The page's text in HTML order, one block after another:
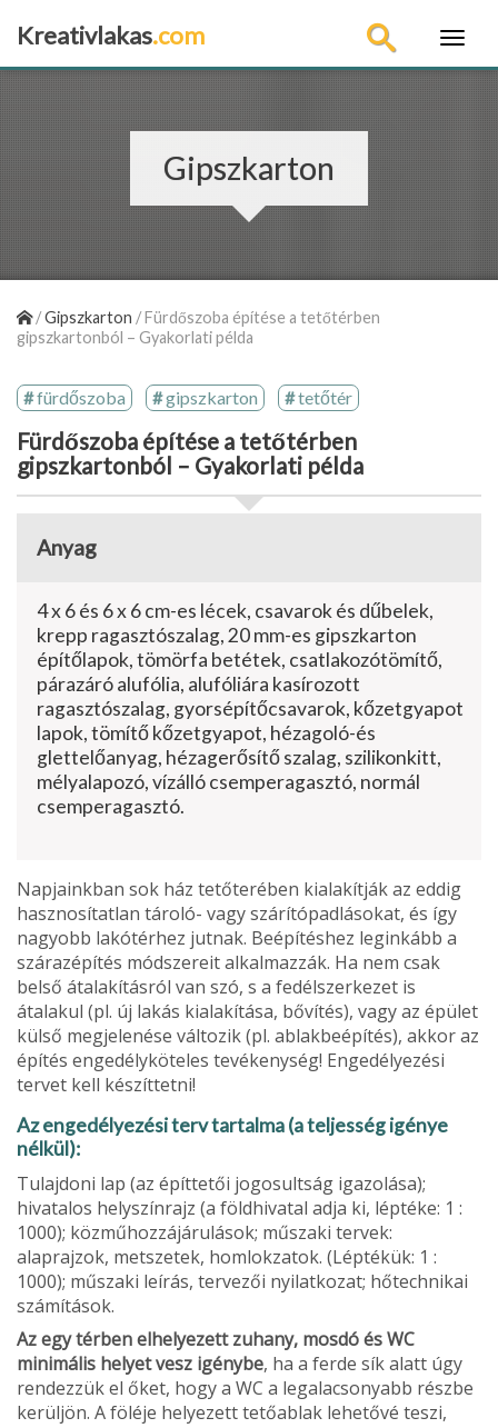
Kreativlakas.com
Gipszkarton
/Gipszkarton /Fürdőszoba építése a tetőtérben
gipszkartonból – Gyakorlati példa
fürdőszoba gipszkarton tetőtér
Fürdőszoba építése a tetőtérben
gipszkartonból – Gyakorlati példa
Anyag
4 x 6 és 6 x 6 cm-es lécek, csavarok és dűbelek,
krepp ragasztószalag, 20 mm-es gipszkarton
építőlapok, tömörfa betétek, csatlakozótömítő,
párazáró alufólia, alufóliára kasírozott
ragasztószalag, gyorsépítőcsavarok, kőzetgyapot
lapok, tömítő kőzetgyapot, hézagoló-és
glettelőanyag, hézagerősítő szalag, szilikonkitt,
mélyalapozó, vízálló csemperagasztó, normál
csemperagasztó.
Napjainkban sok ház tetőterében kialakítják az eddig
hasznosítatlan tároló- vagy szárítópadlásokat, és így
nagyobb lakótérhez jutnak. Beépítéshez leginkább a
szárazépítés módszereit alkalmazzák. Ha nem csak
belső átalakításról van szó, s a fedélszerkezet is
átalakul (pl. új lakás kialakítása, bővítés), vagy az épület
külső megjelenése változik (pl. ablakbeépítés), akkor az
építés engedélyköteles tevékenység! Engedélyezési
tervet kell készíttetni!
Az engedélyezési terv tartalma (a teljesség igénye
nélkül):
Tulajdoni lap (az építtetői jogosultság igazolása);
hivatalos helyszínrajz (a földhivatal adja ki, léptéke: 1 :
1000); közműhozzájárulások; műszaki tervek:
alaprajzok, metszetek, homlokzatok. (Léptékük: 1 :
1000); műszaki leírás, tervezői nyilatkozat; hőtechnikai
számítások.
Az egy térben elhelyezett zuhany, mosdó és WC
minimális helyet vesz igénybe, ha a ferde sík alatt úgy
rendezzük el őket, hogy a WC a legalacsonyabb részbe
kerüljön. A föléje helyezett tetőablak lehetővé teszi,